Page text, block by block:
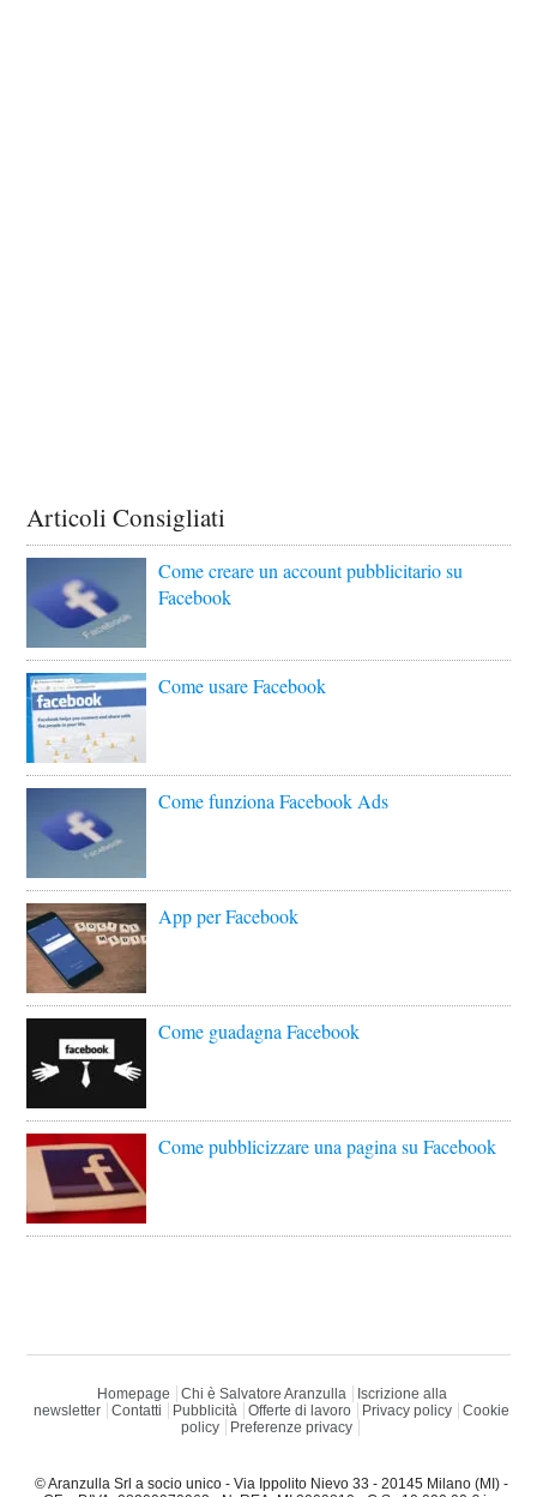
Articoli Consigliati
Come creare un account pubblicitario su
Facebook
Come usare Facebook
Come funziona Facebook Ads
App per Facebook
Come guadagna Facebook
Come pubblicizzare una pagina su Facebook
Homepage Chi è Salvatore Aranzulla
Iscrizione alla
newsletter
Contatti Pubblicità Offerte di lavoro Privacy policy
Cookie
policy
Preferenze privacy
© Aranzulla Srl a socio unico - Via Ippolito Nievo 33 - 20145 Milano (MI) -